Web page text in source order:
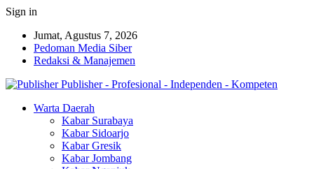
Sign in
Jumat, Agustus 7, 2026
Pedoman Media Siber
Redaksi & Manajemen
Publisher - Profesional - Independen - Kompeten
Warta Daerah
Kabar Surabaya
Kabar Sidoarjo
Kabar Gresik
Kabar Jombang